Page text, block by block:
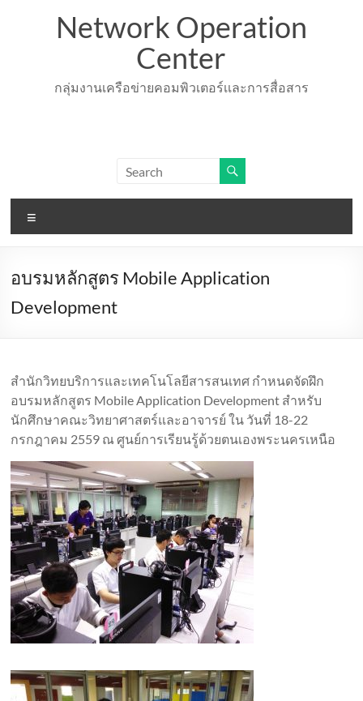
Network Operation
Center
กลุ่มงานเครือข่ายคอมพิวเตอร์เเละการสื่อสาร
อบรมหลักสูตร Mobile Application
Development
สำนักวิทยบริการและเทคโนโลยีสารสนเทศ กำหนดจัดฝึก
อบรมหลักสูตร Mobile Application Development สำหรับ
นักศึกษาคณะวิทยาศาสตร์และอาจารย์ ใน วันที่ 18-22
กรกฎาคม 2559 ณ ศูนย์การเรียนรู้ด้วยตนเองพระนครเหนือ